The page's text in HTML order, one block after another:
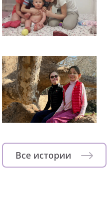
Все истории